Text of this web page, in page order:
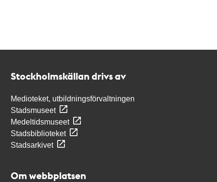
Stockholmskällan drivs av
Medioteket, utbildningsförvaltningen
Stadsmuseet
Medeltidsmuseet
Stadsbiblioteket
Stadsarkivet
Om webbplatsen